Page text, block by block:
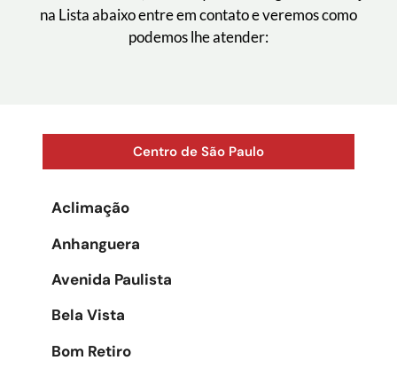
na Lista abaixo entre em contato e veremos como
podemos lhe atender:
Centro de São Paulo
Aclimação
Anhanguera
Avenida Paulista
Bela Vista
Bom Retiro